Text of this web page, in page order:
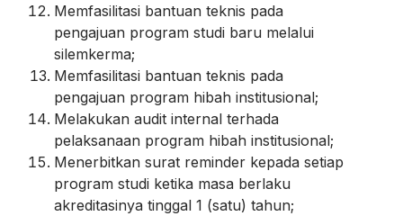
Memfasilitasi bantuan teknis pada
pengajuan program studi baru melalui
silemkerma;
Memfasilitasi bantuan teknis pada
pengajuan program hibah institusional;
Melakukan audit internal terhada
pelaksanaan program hibah institusional;
Menerbitkan surat reminder kepada setiap
program studi ketika masa berlaku
akreditasinya tinggal 1 (satu) tahun;